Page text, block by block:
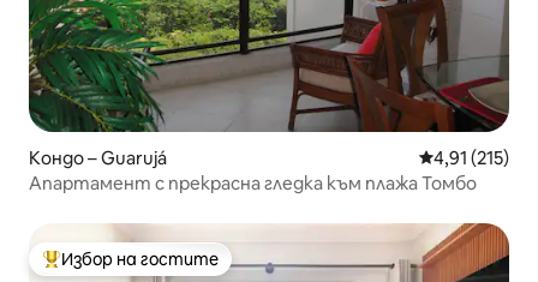
Кондо – Guarujá Средна
4,91 (215)
Апартамент с прекрасна гледка към плажа Томбо
Най-популярен избор на гостите
Избор на гостите